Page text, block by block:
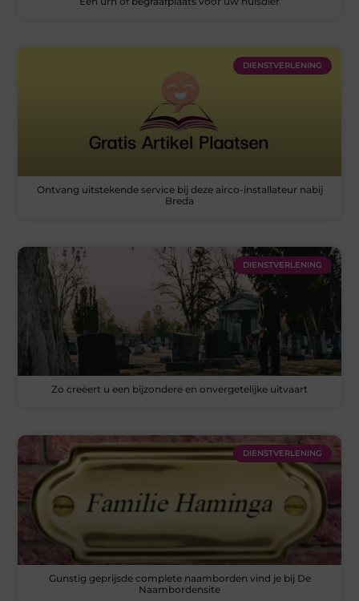
DIENSTVERLENING
Ontvang uitstekende service bij deze airco-installateur nabij
Breda
DIENSTVERLENING
Zo creëert u een bijzondere en onvergetelijke uitvaart
DIENSTVERLENING
Gunstig geprijsde complete naamborden vind je bij De
Naambordensite